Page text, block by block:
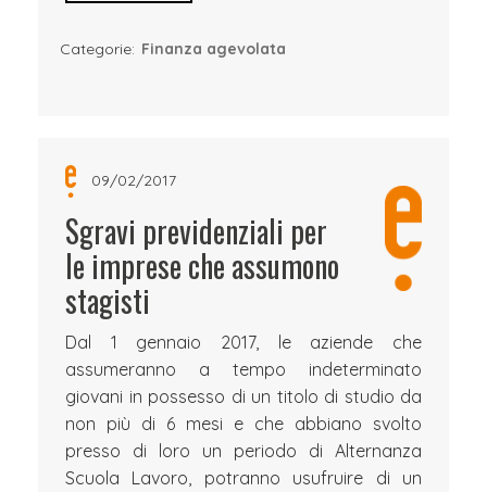
Categorie: Finanza agevolata
09/02/2017
Sgravi previdenziali per
le imprese che assumono
stagisti
Dal 1 gennaio 2017, le aziende che
assumeranno a tempo indeterminato
giovani in possesso di un titolo di studio da
non più di 6 mesi e che abbiano svolto
presso di loro un periodo di Alternanza
Scuola Lavoro, potranno usufruire di un